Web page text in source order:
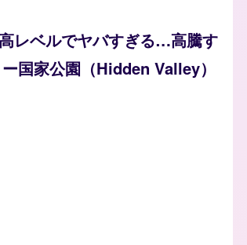
レベルでヤバすぎる…高騰す
国家公園（Hidden Valley）